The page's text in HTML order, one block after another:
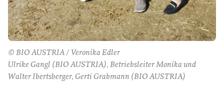
© BIO AUSTRIA / Veronika Edler
Ulrike Gangl (BIO AUSTRIA), Betriebsleiter Monika und
Walter Ibertsberger, Gerti Grabmann (BIO AUSTRIA)